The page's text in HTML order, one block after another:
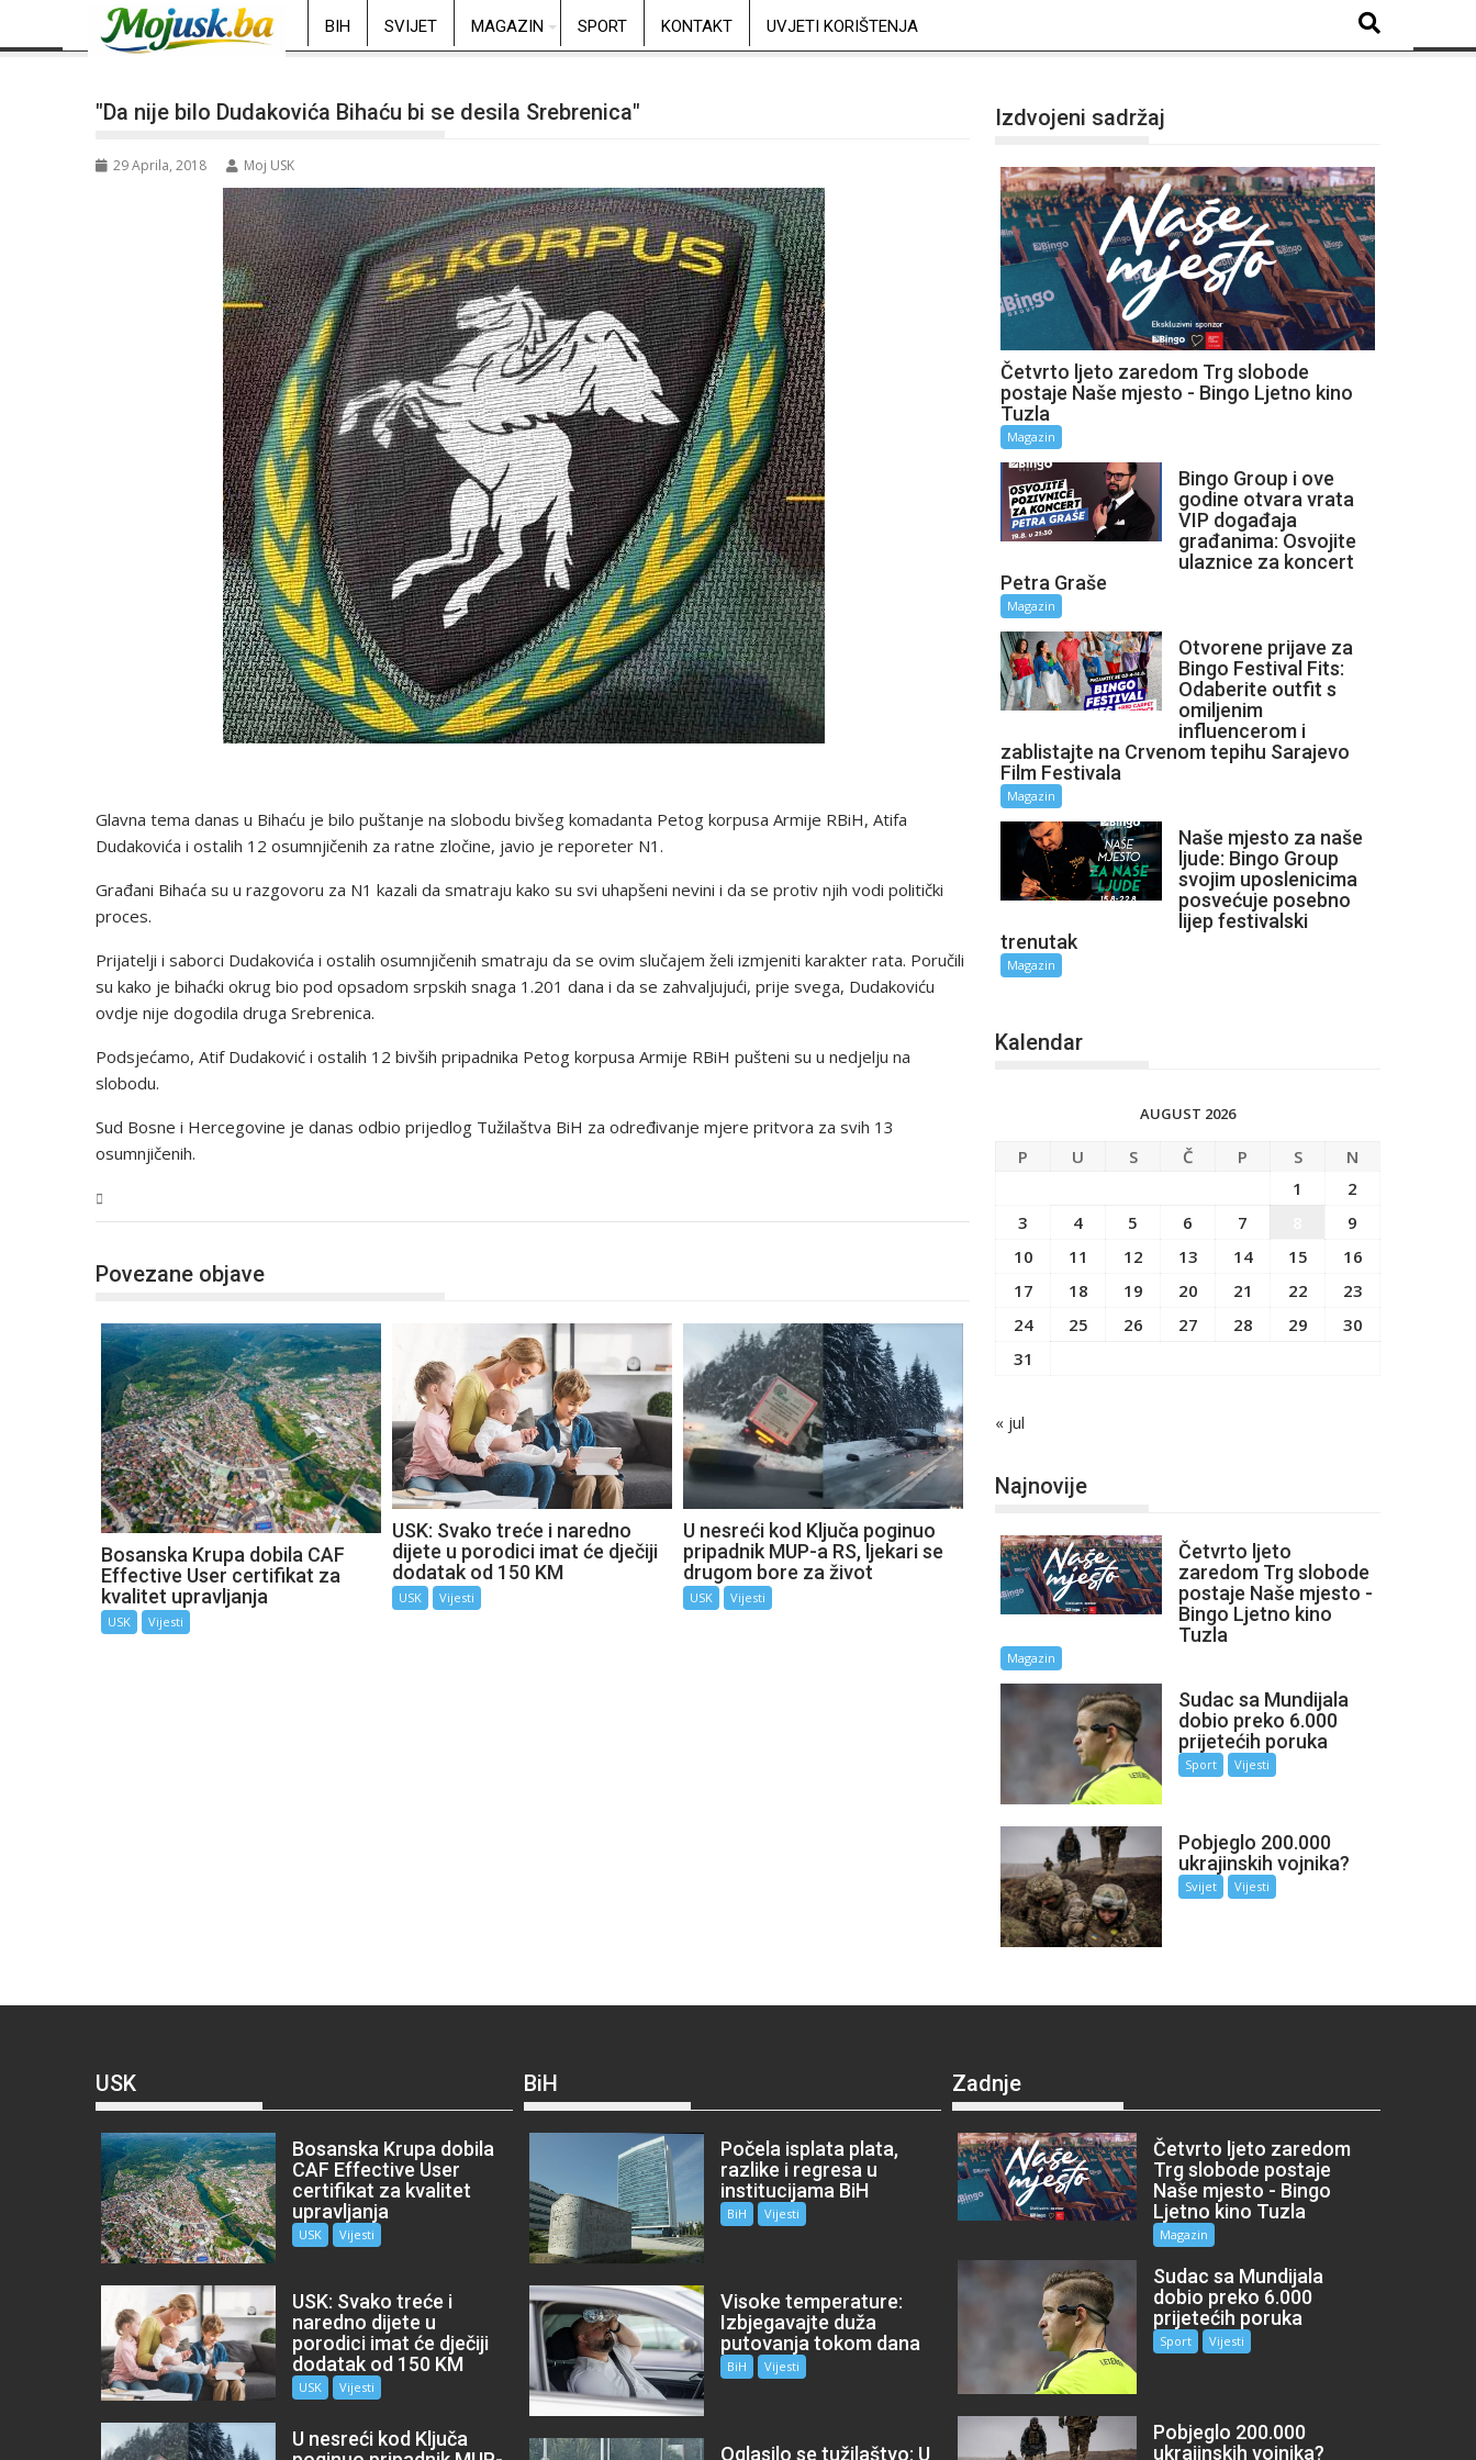
BIH SVIJET MAGAZIN SPORT KONTAKT UVJETI KORIŠTENJA
"Da nije bilo Dudakovića Bihaću bi se desila Srebrenica"
29 Aprila, 2018 Moj USK
Glavna tema danas u Bihaću je bilo puštanje na slobodu bivšeg komadanta Petog korpusa Armije RBiH, Atifa
Dudakovića i ostalih 12 osumnjičenih za ratne zločine, javio je reporeter N1.
Građani Bihaća su u razgovoru za N1 kazali da smatraju kako su svi uhapšeni nevini i da se protiv njih vodi politički
proces.
Prijatelji i saborci Dudakovića i ostalih osumnjičenih smatraju da se ovim slučajem želi izmjeniti karakter rata. Poručili
su kako je bihaćki okrug bio pod opsadom srpskih snaga 1.201 dana i da se zahvaljujući, prije svega, Dudakoviću
ovdje nije dogodila druga Srebrenica.
Podsjećamo, Atif Dudaković i ostalih 12 bivših pripadnika Petog korpusa Armije RBiH pušteni su u nedjelju na
slobodu.
Sud Bosne i Hercegovine je danas odbio prijedlog Tužilaštva BiH za određivanje mjere pritvora za svih 13
osumnjičenih.
Povezane objave
Bosanska Krupa dobila CAF
Effective User certifikat za
kvalitet upravljanja
USK Vijesti
USK: Svako treće i naredno
dijete u porodici imat će dječiji
dodatak od 150 KM
USK Vijesti
U nesreći kod Ključa poginuo
pripadnik MUP-a RS, ljekari se
drugom bore za život
USK Vijesti
Izdvojeni sadržaj
Četvrto ljeto zaredom Trg slobode
postaje Naše mjesto - Bingo Ljetno kino
Tuzla
Magazin
Bingo Group i ove
godine otvara vrata
VIP događaja
građanima: Osvojite
ulaznice za koncert
Petra Graše
Magazin
Otvorene prijave za
Bingo Festival Fits:
Odaberite outfit s
omiljenim
influencerom i
zablistajte na Crvenom tepihu Sarajevo
Film Festivala
Magazin
Naše mjesto za naše
ljude: Bingo Group
svojim uposlenicima
posvećuje posebno
lijep festivalski
trenutak
Magazin
Kalendar
AUGUST 2026
P U S Č P S
N
1
2
3
4 5 6 7
9
10
11 12 13 14 15
16
17
18 19 20 21 22
23
24
25 26 27 28 29
30
31
« jul
Najnovije
Četvrto ljeto
zaredom Trg slobode
postaje Naše mjesto -
Bingo Ljetno kino
Tuzla
Magazin
Sudac sa Mundijala
dobio preko 6.000
prijetećih poruka
Sport Vijesti
Pobjeglo 200.000
ukrajinskih vojnika?
Svijet Vijesti
USK
Bosanska Krupa dobila
CAF Effective User
certifikat za kvalitet
upravljanja
USK Vijesti
USK: Svako treće i
naredno dijete u
porodici imat će dječiji
dodatak od 150 KM
USK Vijesti
U nesreći kod Ključa
BiH
Počela isplata plata,
razlike i regresa u
institucijama BiH
BiH Vijesti
Visoke temperature:
Izbjegavajte duža
putovanja tokom dana
BiH Vijesti
Oglasilo se tužilaštvo: U
Zadnje
Četvrto ljeto zaredom
Trg slobode postaje
Naše mjesto - Bingo
Ljetno kino Tuzla
Magazin
Sudac sa Mundijala
dobio preko 6.000
prijetećih poruka
Sport Vijesti
Pobjeglo 200.000
ukrajinskih vojnika?